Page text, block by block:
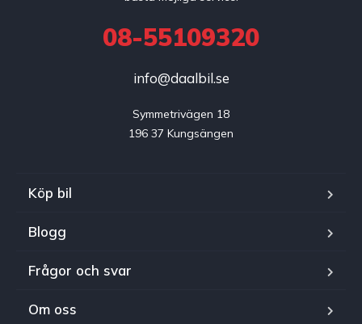
08-55109320
info@daalbil.se
Symmetrivägen 18
196 37 Kungsängen
Köp bil
Blogg
Frågor och svar
Om oss